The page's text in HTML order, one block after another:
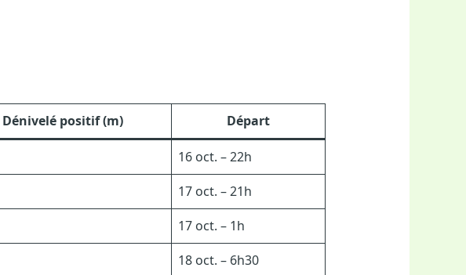
Dénivelé positif (m) Départ
16 oct. – 22h
17 oct. – 21h
17 oct. – 1h
18 oct. – 6h30